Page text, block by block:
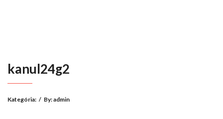
kanul24g2
Kategória: / By:admin